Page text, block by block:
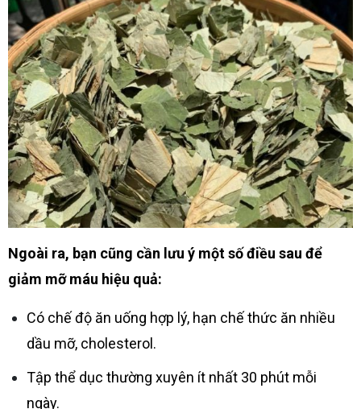
Ngoài ra, bạn cũng cần lưu ý một số điều sau để
giảm mỡ máu hiệu quả:
Có chế độ ăn uống hợp lý, hạn chế thức ăn nhiều
dầu mỡ, cholesterol.
Tập thể dục thường xuyên ít nhất 30 phút mỗi
ngày.